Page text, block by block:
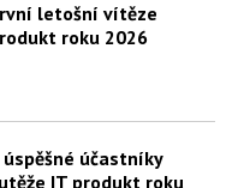
letošní vítěze
roku 2026
účastníky
IT produkt roku